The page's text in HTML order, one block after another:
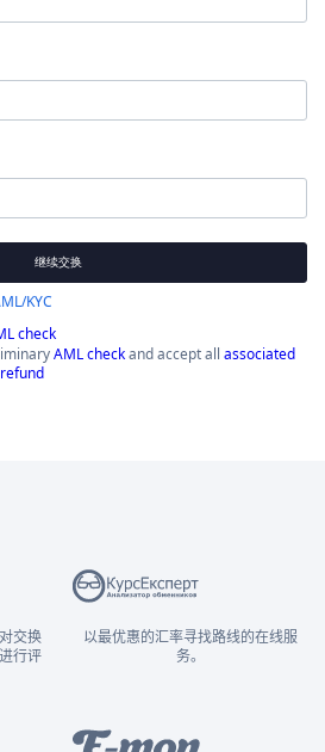
继续交换
KYC
check
AML checkand accept all associated
交换
行评
以最优惠的汇率寻找路线的在线服
务。